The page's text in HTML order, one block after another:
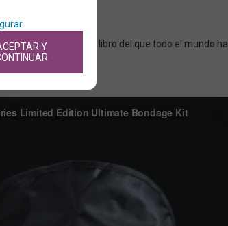
juguetes del famoso libro del que todo el mundo
Cines
Y